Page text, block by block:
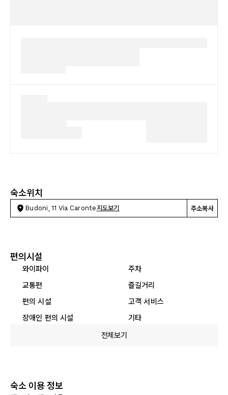
숙소위치
Budoni, 11 Via Caronte 지도보기 주소복사
편의시설
와이파이
주차
교통편
즐길거리
편의 시설
고객 서비스
장애인 편의 시설
기타
전체보기
숙소 이용 정보